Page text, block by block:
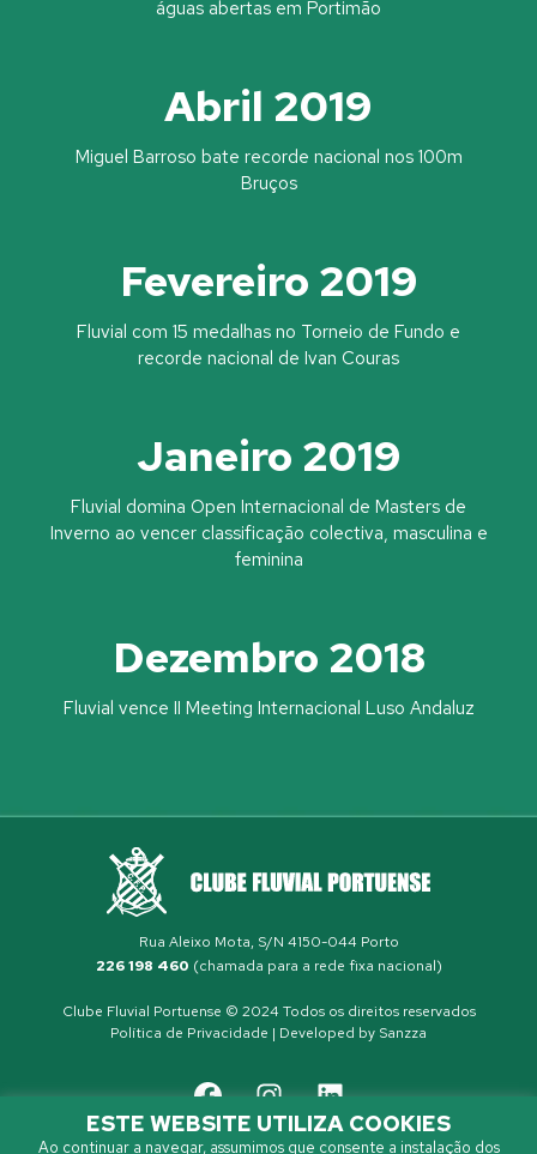
águas abertas em Portimão
Abril 2019
Miguel Barroso bate recorde nacional nos 100m
Bruços
Fevereiro 2019
Fluvial com 15 medalhas no Torneio de Fundo e
recorde nacional de Ivan Couras
Janeiro 2019
Fluvial domina Open Internacional de Masters de
Inverno ao vencer classificação colectiva, masculina e
feminina
Dezembro 2018
Fluvial vence II Meeting Internacional Luso Andaluz
Rua Aleixo Mota, S/N 4150-044 Porto
226 198 460 (chamada para a rede fixa nacional)
Clube Fluvial Portuense © 2024 Todos os direitos reservados
Política de Privacidade | Developed by Sanzza
ESTE WEBSITE UTILIZA COOKIES
Ao continuar a navegar, assumimos que consente a instalação dos